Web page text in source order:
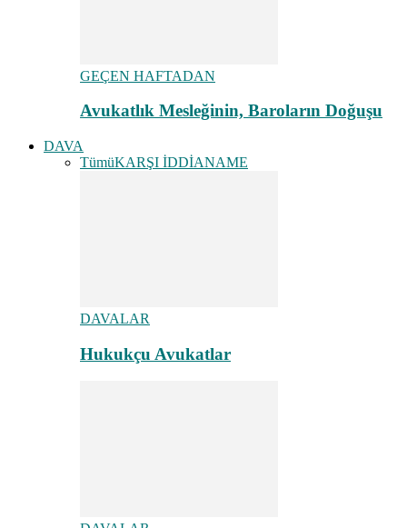
GEÇEN HAFTADAN
Avukatlık Mesleğinin, Baroların Doğuşu
DAVA
TümüKARŞI İDDİANAME
DAVALAR
Hukukçu Avukatlar